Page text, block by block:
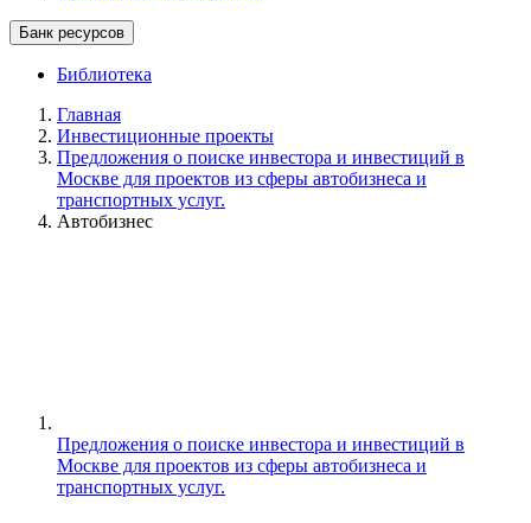
Банк ресурсов
Библиотека
Главная
Инвестиционные проекты
Предложения о поиске инвестора и инвестиций в
Москве для проектов из сферы автобизнеса и
транспортных услуг.
Автобизнес
Предложения о поиске инвестора и инвестиций в
Москве для проектов из сферы автобизнеса и
транспортных услуг.